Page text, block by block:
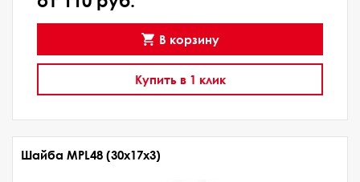
В корзину
Купить в 1 клик
Шайба MPL48 (30x17x3)